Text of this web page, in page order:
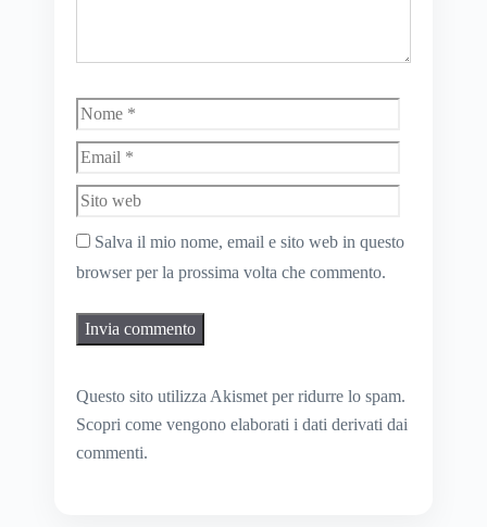
Nome
web
Salva il mio nome, email e sito web in questo
browser per la prossima volta che commento.
Questo sito utilizza Akismet per ridurre lo spam.
Scopri come vengono elaborati i dati derivati dai
commenti.